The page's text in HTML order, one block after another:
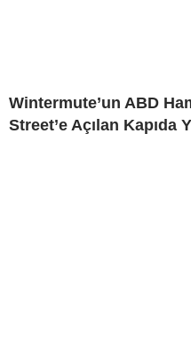
Wintermute’un ABD
Street’e Açılan Kapıda